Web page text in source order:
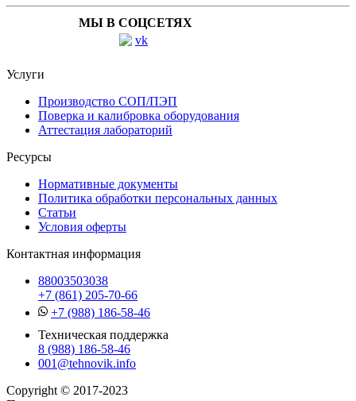
МЫ В СОЦСЕТЯХ
Услуги
Производство СОП/ПЭП
Поверка и калибровка оборудования
Аттестация лабораторий
Ресурсы
Нормативные документы
Политика обработки персональных данных
Статьи
Условия оферты
Контактная информация
88003503038
+7 (861) 205-70-66
+7 (988) 186-58-46
Техническая поддержка
8 (988) 186-58-46
001@tehnovik.info
Copyright © 2017-2023